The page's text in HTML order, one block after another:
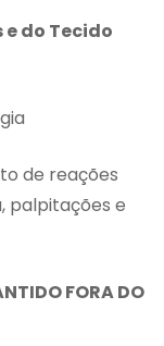
do Tecido
de reações
palpitações e
FORA DO